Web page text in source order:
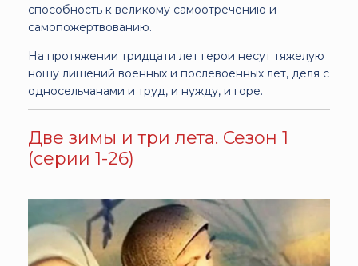
способность к великому самоотречению и
самопожертвованию.
На протяжении тридцати лет герои несут тяжелую
ношу лишений военных и послевоенных лет, деля с
односельчанами и труд, и нужду, и горе.
Две зимы и три лета. Сезон 1
(серии 1-26)